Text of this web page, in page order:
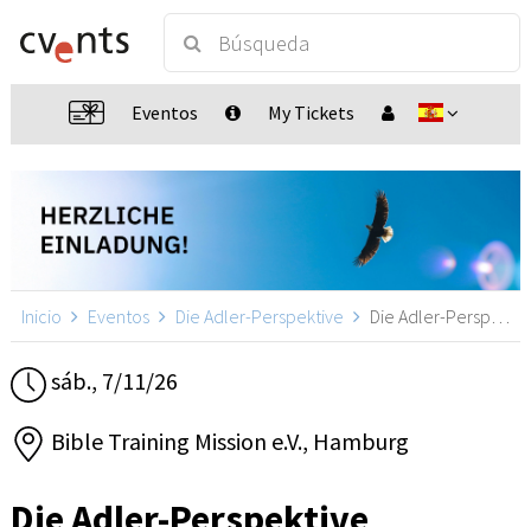
Eventos My Tickets
Inicio Eventos Die Adler-Perspektive Die Adler-Perspektive, Hamburg
sáb., 7/11/26
Bible Training Mission e.V., Hamburg